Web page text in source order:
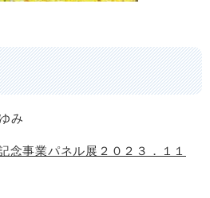
み
念事業パネル展２０２３．１１